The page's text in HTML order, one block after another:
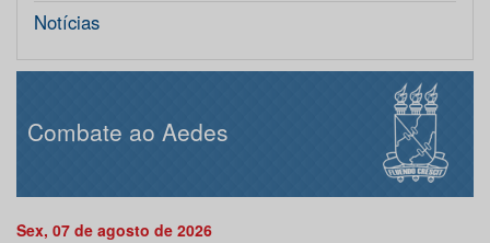
Notícias
Combate ao Aedes
Sex, 07 de agosto de 2026